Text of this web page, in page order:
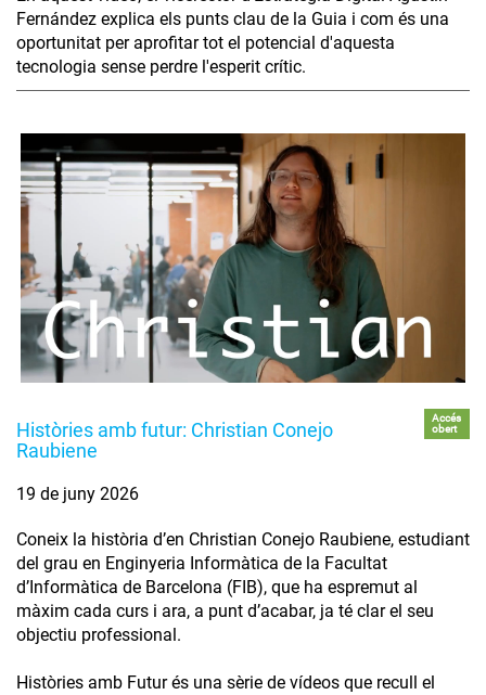
Fernández explica els punts clau de la Guia i com és una
oportunitat per aprofitar tot el potencial d'aquesta
tecnologia sense perdre l'esperit crític.
Històries amb futur: Christian Conejo
Raubiene
Accés
obert
19 de juny 2026
Coneix la història d’en Christian Conejo Raubiene, estudiant
del grau en Enginyeria Informàtica de la Facultat
d’Informàtica de Barcelona (FIB), que ha espremut al
màxim cada curs i ara, a punt d’acabar, ja té clar el seu
objectiu professional.
Històries amb Futur és una sèrie de vídeos que recull el